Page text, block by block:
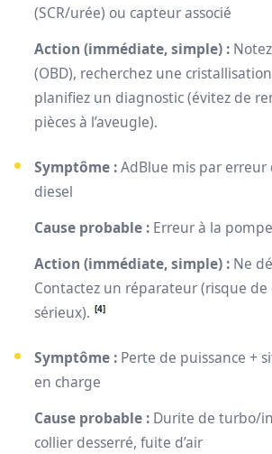
(SCR/urée) ou capteur associé
Action (immédiate, simple) :
(OBD), recherchez une
planifiez un diagnostic (évitez de
pièces à l’aveugle).
Symptôme :AdBlue mis par erreur
diesel
Cause probable : Erreur à la
Action (immédiate, simple) : Ne
Contactez un réparateur (risque
sérieux). [4]
Symptôme : Perte de puissance +
en charge
Cause probable : Durite de turbo/
collier desserré, fuite d’air